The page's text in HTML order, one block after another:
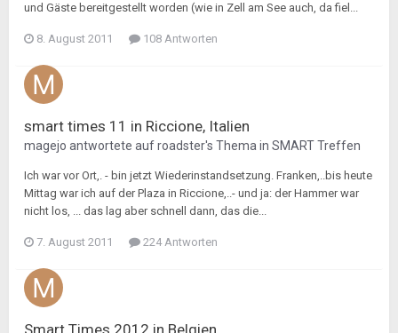
und Gäste bereitgestellt worden (wie in Zell am See auch, da fiel...
8. August 2011 108 Antworten
smart times 11 in Riccione, Italien
magejo antwortete aufroadster's Thema in SMART Treffen
Ich war vor Ort,. - bin jetzt Wiederinstandsetzung. Franken,..bis heute
Mittag war ich auf der Plaza in Riccione,..- und ja: der Hammer war
nicht los, ... das lag aber schnell dann, das die...
7. August 2011 224 Antworten
Smart Times 2012 in Belgien